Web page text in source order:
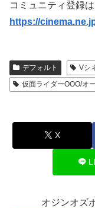
コミュニティ登録
https://
デフォルト Vシ
仮面ライダーOOO/オ
X
オジンオズ